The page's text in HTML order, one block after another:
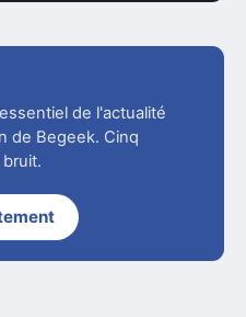
de l'actualité
de Begeek. Cinq